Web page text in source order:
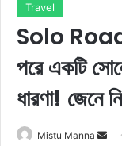
Travel
Solo
পরে একটি
ধারণা! জেনে
Mistu Manna